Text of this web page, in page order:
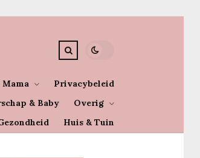
Huis & Tuin
& Baby Overig
Privacybeleid